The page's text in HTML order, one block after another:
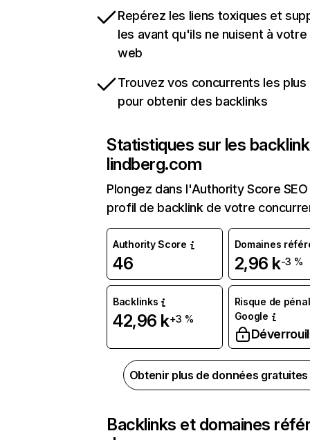
Repérez les liens toxiques et
les avant qu'ils ne nuisent à
web
Trouvez vos concurrents les
pour obtenir des backlinks
Statistiques sur les
lindberg.com
Plongez dans l'Authority Score
profil de backlink de votre
Authority Score
46
Domaines
2,96 k-3 %
Backlinks
42,96 k+3 %
Risque de
Google
Obtenir plus de données
Backlinks et domaines